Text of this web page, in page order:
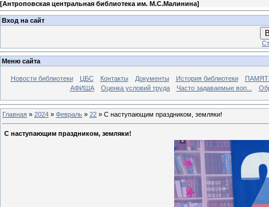
[Антроповская центральная библиотека им. М.С.Малинина]
Вход на сайт
Меню сайта
Новости библиотеки ЦБС Контакты Документы История библиотеки
АФИША
Оценка условий труда Часто задаваемые воп...
Главная » 2024 » Февраль » 22 » С наступающим праздником, земляки!
С наступающим праздником, земляки!